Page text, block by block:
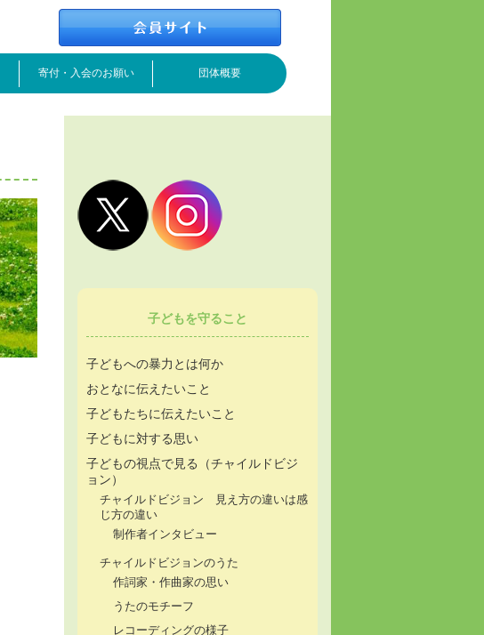
寄付・入会のお願い 団体概要
子どもを守ること
子どもへの暴力とは何か
おとなに伝えたいこと
子どもたちに伝えたいこと
子どもに対する思い
子どもの視点で見る（チャイルドビジ
ョン）
チャイルドビジョン 見え方の違いは感
じ方の違い
制作者インタビュー
チャイルドビジョンのうた
作詞家・作曲家の思い
うたのモチーフ
レコーディングの様子